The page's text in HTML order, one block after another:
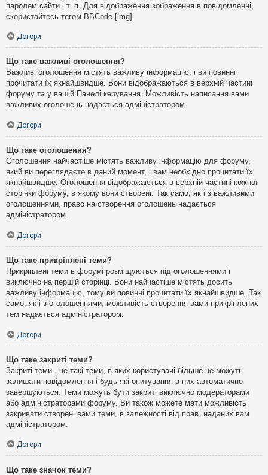
паролем сайти і т. п. Для відображення зображення в повідомленні,
скористайтесь тегом BBCode [img].
Догори
Що таке важливі оголошення?
Важливі оголошення містять важливу інформацію, і ви повинні
прочитати їх якнайшвидше. Вони відображаються в верхній частині
форуму та у вашій Панелі керування. Можливість написання вами
важливих оголошень надається адміністратором.
Догори
Що таке оголошення?
Оголошення найчастіше містять важливу інформацію для форуму,
який ви переглядаєте в даний момент, і вам необхідно прочитати їх
якнайшвидше. Оголошення відображаються в верхній частині кожної
сторінки форуму, в якому вони створені. Так само, як і з важливими
оголошеннями, право на створення оголошень надається
адміністратором.
Догори
Що таке прикріплені теми?
Прикріплені теми в форумі розміщуються під оголошеннями і
виключно на першій сторінці. Вони найчастіше містять досить
важливу інформацію, тому ви повинні прочитати їх якнайшвидше. Так
само, як і з оголошеннями, можливість створення вами прикріплених
тем надається адміністратором.
Догори
Що таке закриті теми?
Закриті теми - це такі теми, в яких користувачі більше не можуть
залишати повідомлення і будь-які опитування в них автоматично
завершуються. Теми можуть бути закриті виключно модераторами
або адміністраторами форуму. Ви також можете мати можливість
закривати створені вами теми, в залежності від прав, наданих вам
адміністратором.
Догори
Що таке значок теми?